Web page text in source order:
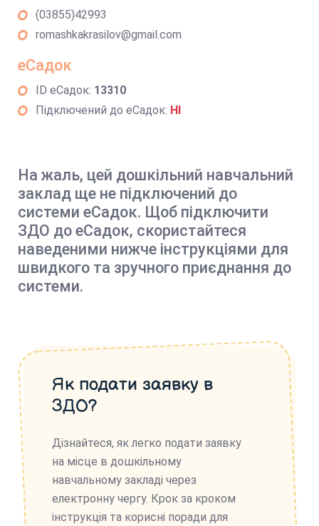
(03855)42993
romashkakrasilov@gmail.com
еСадок
ID еСадок: 13310
Підключений до еСадок: НІ
На жаль, цей дошкільний навчальний
заклад ще не підключений до
системи еСадок. Щоб підключити
ЗДО до еСадок, скористайтеся
наведеними нижче інструкціями для
швидкого та зручного приєднання до
системи.
Як подати заявку в
ЗДО?
Дізнайтеся, як легко подати заявку
на місце в дошкільному
навчальному закладі через
електронну чергу. Крок за кроком
інструкція та корисні поради для